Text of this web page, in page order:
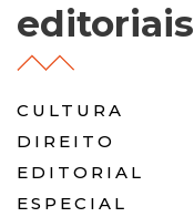
editoriais
CULTURA
DIREITO
EDITORIAL
ESPECIAL